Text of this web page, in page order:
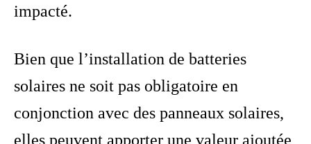
impacté.
Bien que l’installation de batteries
solaires ne soit pas obligatoire en
conjonction avec des panneaux solaires,
elles peuvent apporter une valeur ajoutée